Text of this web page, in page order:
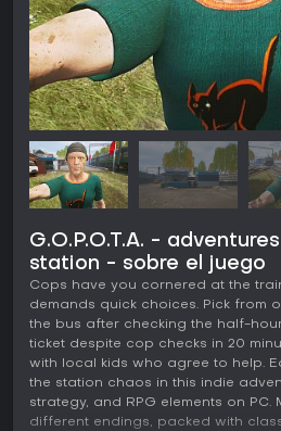
G.O.P.O.T.A. -
station - sobre el juego
Cops have you cornered at the
demands quick choices. Pick from
the bus after checking the half-
ticket despite cop checks in 20
with local kids who agree to help.
the station chaos in this indie
strategy, and RPG elements on
different endings, packed with